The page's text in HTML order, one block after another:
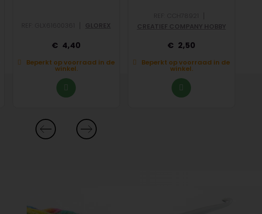
| GLOREX
4,40
Beperkt op voorraad in de
winkel.
|
CREATIEF COMPANY HOBBY
2,50
Beperkt op voorraad in de
winkel.